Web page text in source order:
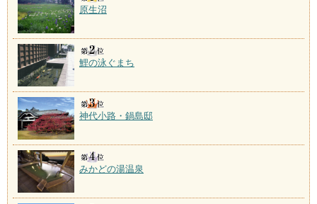
原生沼
鯉の泳ぐまち
神代小路・鍋島邸
みかどの湯温泉